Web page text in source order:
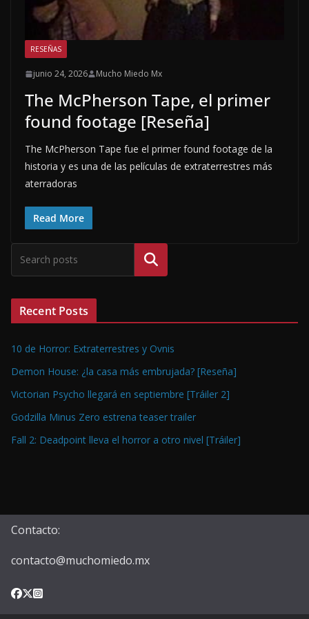
RESEÑAS
junio 24, 2026 Mucho Miedo Mx
The McPherson Tape, el primer
found footage [Reseña]
The McPherson Tape fue el primer found footage de la
historia y es una de las películas de extraterrestres más
aterradoras
Read More
Buscar
Recent Posts
10 de Horror: Extraterrestres y Ovnis
Demon House: ¿la casa más embrujada? [Reseña]
Victorian Psycho llegará en septiembre [Tráiler 2]
Godzilla Minus Zero estrena teaser trailer
Fall 2: Deadpoint lleva el horror a otro nivel [Tráiler]
Contacto:
contacto@muchomiedo.mx